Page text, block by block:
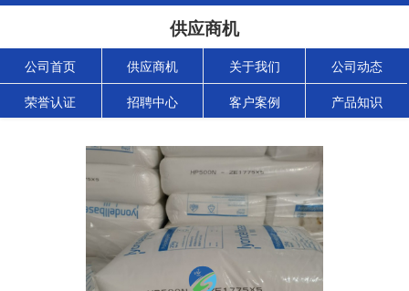
供应商机
公司首页 供应商机 关于我们 公司动态
荣誉认证 招聘中心 客户案例 产品知识